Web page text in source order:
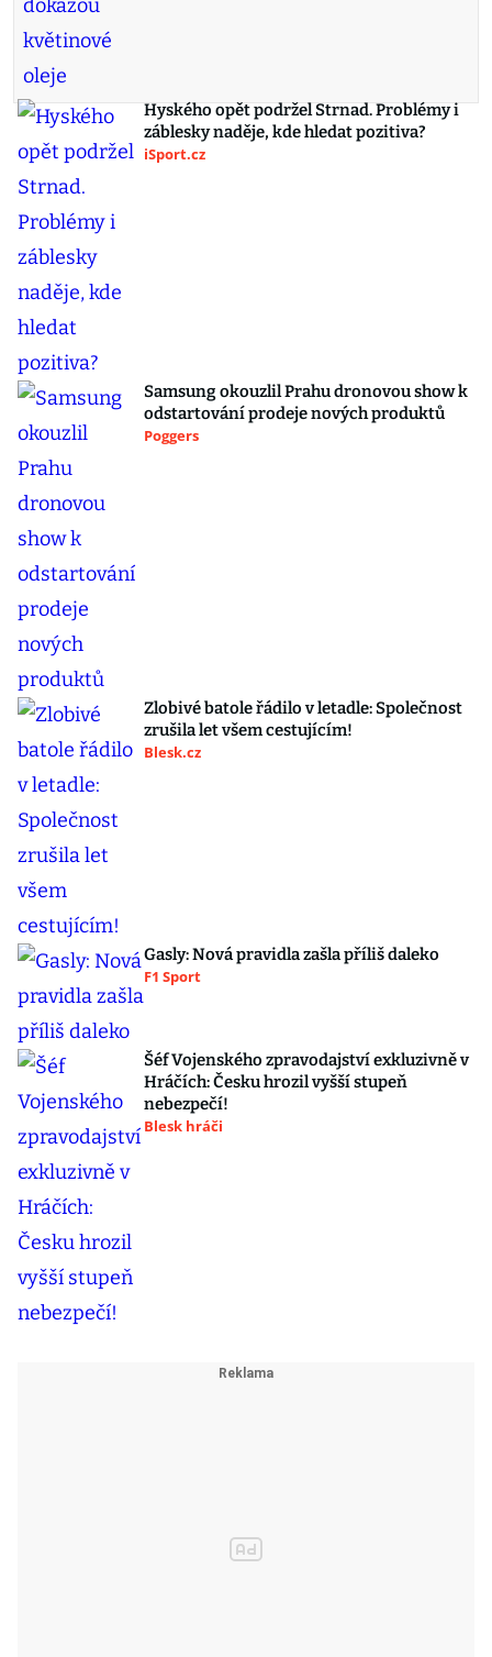
Hyského opět podržel Strnad. Problémy i
záblesky naděje, kde hledat pozitiva?
iSport.cz
Samsung okouzlil Prahu dronovou show k
odstartování prodeje nových produktů
Poggers
Zlobivé batole řádilo v letadle: Společnost
zrušila let všem cestujícím!
Blesk.cz
Gasly: Nová pravidla zašla příliš daleko
F1 Sport
Šéf Vojenského zpravodajství exkluzivně v
Hráčích: Česku hrozil vyšší stupeň
nebezpečí!
Blesk hráči